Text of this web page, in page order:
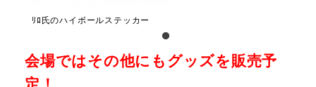
ﾘﾛ氏のハイボールステッカー
会場ではその他にもグッズを販売予
定！